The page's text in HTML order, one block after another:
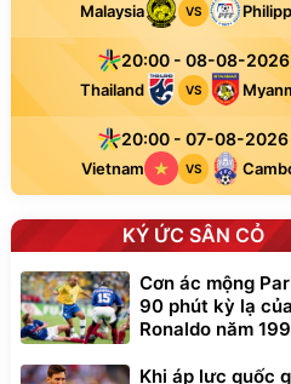
Malaysia VS
20:00 - 08-08-2026
Thailand VS
20:00 - 07-08-2026
Vietnam VS
KÝ ỨC SÂN CỎ
Cơn ác mộng
90 phút kỳ lạ của
Ronaldo năm
Khi áp lực quốc